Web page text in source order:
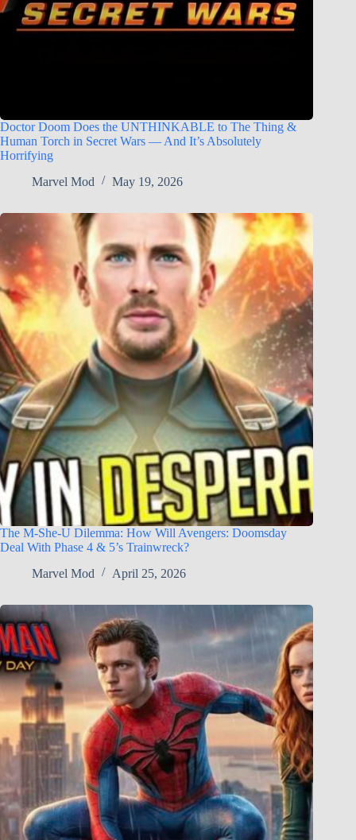
Doctor Doom Does the UNTHINKABLE to The Thing &
Human Torch in Secret Wars — And It’s Absolutely
Horrifying
Marvel Mod
May 19, 2026
The M-She-U Dilemma: How Will Avengers: Doomsday
Deal With Phase 4 & 5’s Trainwreck?
Marvel Mod
April 25, 2026